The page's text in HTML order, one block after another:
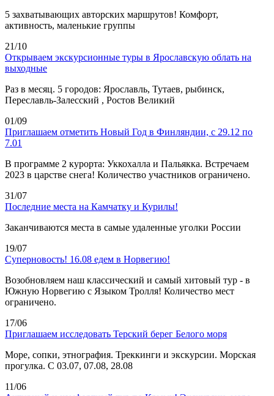
5 захватывающих авторских маршрутов! Комфорт,
активность, маленькие группы
21/10
Открываем экскурсионные туры в Ярославскую облать на
выходные
Раз в месяц. 5 городов: Ярославль, Тутаев, рыбинск,
Переславль-Залесский , Ростов Великий
01/09
Приглашаем отметить Новый Год в Финляндии, с 29.12 по
7.01
В программе 2 курорта: Уккохалла и Пальякка. Встречаем
2023 в царстве снега! Количество участников ограничено.
31/07
Последние места на Камчатку и Курилы!
Заканчиваются места в самые удаленные уголки России
19/07
Суперновость! 16.08 едем в Норвегию!
Возобновляем наш классический и самый хитовый тур - в
Южную Норвегию с Языком Тролля! Количество мест
ограничено.
17/06
Приглашаем исследовать Терский берег Белого моря
Море, сопки, этнография. Треккинги и экскурсии. Морская
прогулка. С 03.07, 07.08, 28.08
11/06